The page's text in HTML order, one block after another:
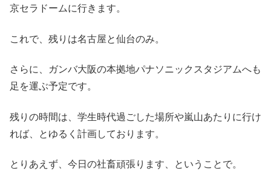
京セラドームに行きます。
これで、残りは名古屋と仙台のみ。
さらに、ガンバ大阪の本拠地パナソニックスタジアムへも
足を運ぶ予定です。
残りの時間は、学生時代過ごした場所や嵐山あたりに行け
れば、とゆるく計画しております。
とりあえず、今日の社畜頑張ります、ということで。